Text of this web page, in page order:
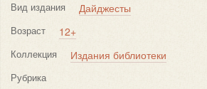
Вид издания Дайджесты
Возраст 12+
Коллекция Издания библиотеки
Рубрика